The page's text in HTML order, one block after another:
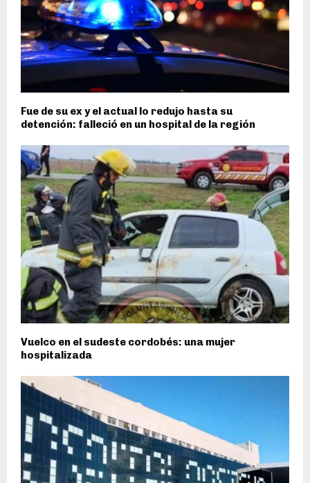
Fue de su ex y el actual lo redujo hasta su
detención: falleció en un hospital de la región
Vuelco en el sudeste cordobés: una mujer
hospitalizada